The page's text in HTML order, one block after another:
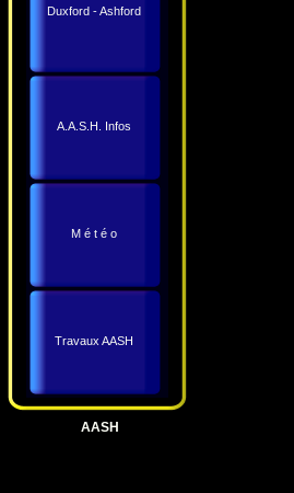
Duxford - Ashford
A.A.S.H. Infos
M é t é o
Travaux AASH
AASH